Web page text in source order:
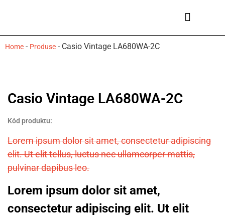
Home - Produse - Casio Vintage LA680WA-2C
Casio Vintage LA680WA-2C
Kód produktu:
Lorem ipsum dolor sit amet, consectetur adipiscing
elit. Ut elit tellus, luctus nec ullamcorper mattis,
pulvinar dapibus leo.
Lorem ipsum dolor sit amet,
consectetur adipiscing elit. Ut elit